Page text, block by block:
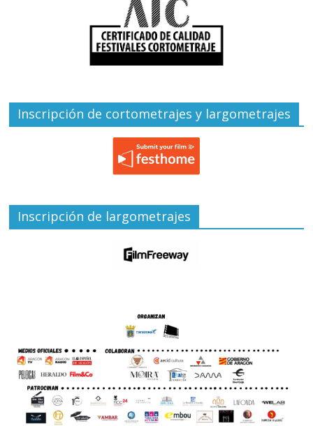
Inscripción de cortometrajes y largometrajes
Inscripción de largometrajes